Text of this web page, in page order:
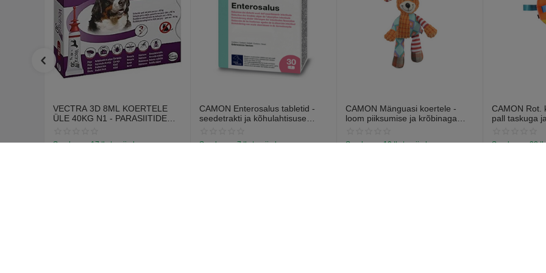
VECTRA 3D 8ML KOERTELE
ÜLE 40KG N1 - PARASIITIDE
Saadavus: 17 tk. tarnija laos
CAMON Enterosalus tabletid -
seedetrakti ja kõhulahtisuse
Saadavus: 7 tk. tarnija laos
CAMON Mänguasi koertele -
loom piiksumise ja krõbinaga
Saadavus: 19 tk. tarnija laos
CAMON Rot.
pall taskuga
Saadavus: 38